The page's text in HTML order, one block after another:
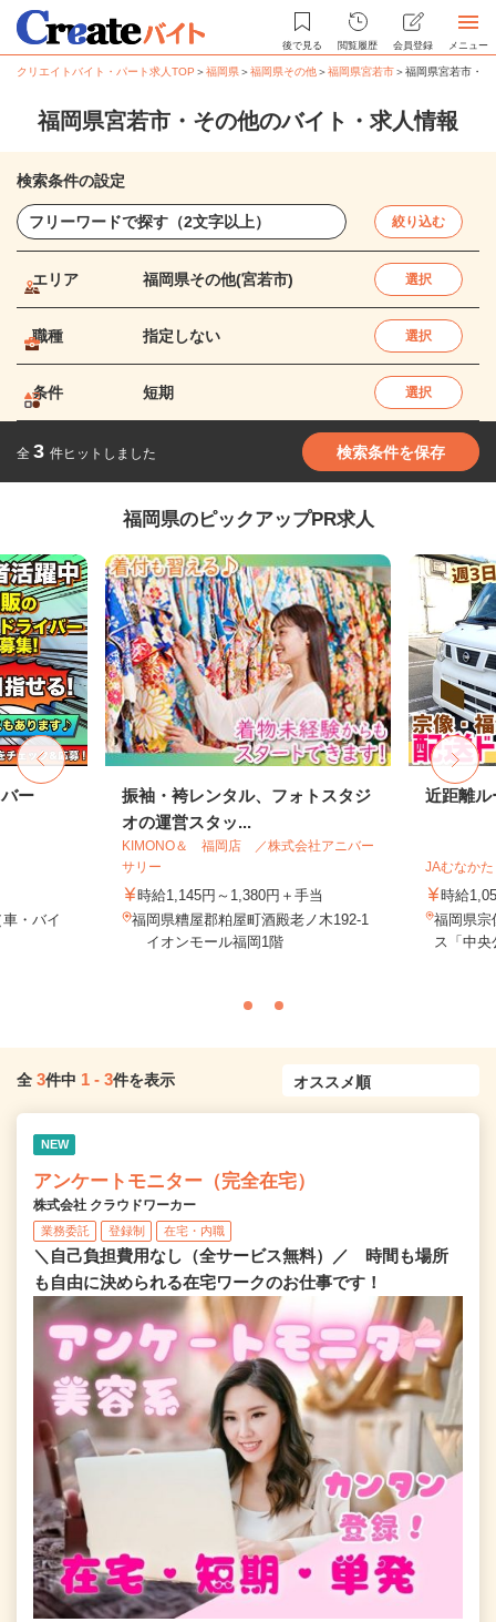
後で見る 閲覧履歴 会員登録 メニュー
クリエイトバイト・パート求人TOP ＞福岡県＞福岡県その他＞福岡県宮若市＞福岡県宮若市・
福岡県宮若市・その他のバイト・求人情報
検索条件の設定
絞り込む
エリア 福岡県その他(宮若市) 選択
職種 指定しない 選択
条件 短期 選択
全 3 件ヒットしました 検索条件を保存
福岡県のピックアップPR求人
ー
・バイ
振袖・袴レンタル、フォトスタジ
オの運営スタッ...
KIMONO＆ 福岡店 ／株式会社アニバー
サリー
時給1,145円～1,380円＋手当
福岡県糟屋郡粕屋町酒殿老ノ木192-1
イオンモール福岡1階
近距離ル
JAむなか
時給
福岡県宗
ス「中
全 3件中 1 - 3件を表示
NEW
アンケートモニター（完全在宅）
株式会社 クラウドワーカー
業務委託 登録制 在宅・内職
＼自己負担費用なし（全サービス無料）／ 時間も場所
も自由に決められる在宅ワークのお仕事です！